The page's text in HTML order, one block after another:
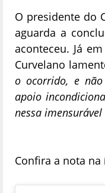
O presidente do
aguarda a
aconteceu. Já
Curvelano
o ocorrido, e
apoio
nessa
Confira a nota na